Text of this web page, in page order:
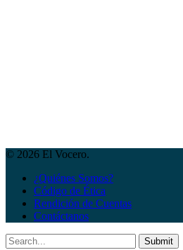
© 2026 El Vocero.
¿Quiénes Somos?
Código de Ética
Rendición de Cuentas
Contáctanos
Submit